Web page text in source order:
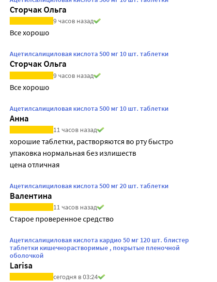
Сторчак Ольга
9 часов назад
Все хорошо
Ацетилсалициловая кислота 500 мг 10 шт. таблетки
Сторчак Ольга
9 часов назад
Все хорошо
Ацетилсалициловая кислота 500 мг 10 шт. таблетки
Анна
11 часов назад
хорошие таблетки, растворяются во рту быстро
упаковка нормальная без излишеств
цена отличная
Ацетилсалициловая кислота 500 мг 20 шт. таблетки
Валентина
11 часов назад
Старое проверенное средство
Ацетилсалициловая кислота кардио 50 мг 120 шт. блистер
таблетки кишечнорастворимые , покрытые пленочной
оболочкой
Larisa
сегодня в 03:24